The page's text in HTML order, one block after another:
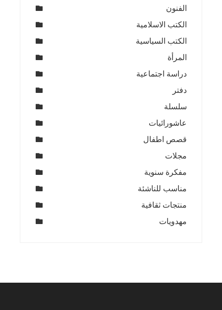
الفنون
الكتب الاسلامية
الكتب السياسية
المرأة
دراسة اجتماعية
دفتر
سلسلة
عاشورائيات
قصص اطفال
مجلات
مفكرة سنوية
مناسب للناشئة
منتجات ثقافية
مهدويات